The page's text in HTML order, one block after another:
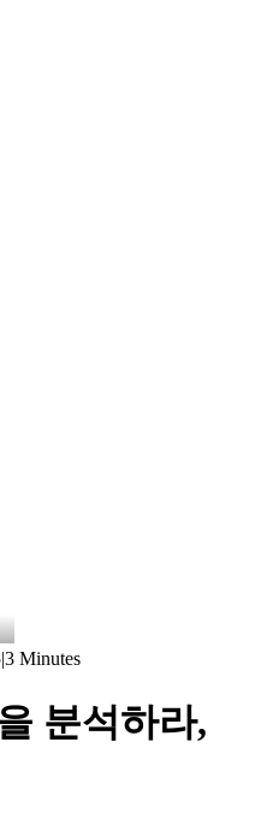
|3 Minutes
분석하라,